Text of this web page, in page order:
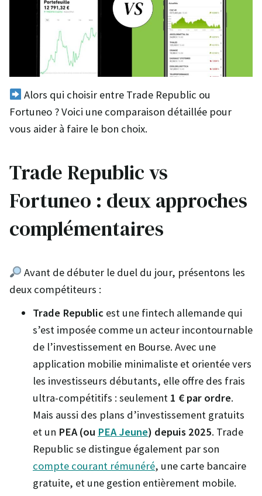
Alors qui choisir entre Trade Republic ou
Fortuneo ? Voici une comparaison détaillée pour
vous aider à faire le bon choix.
Trade Republic vs
Fortuneo : deux approches
complémentaires
Avant de débuter le duel du jour, présentons les
deux compétiteurs :
Trade Republic est une fintech allemande qui
s’est imposée comme un acteur incontournable
de l’investissement en Bourse. Avec une
application mobilie minimaliste et orientée vers
les investisseurs débutants, elle offre des frais
ultra-compétitifs : seulement 1 € par ordre.
Mais aussi des plans d’investissement gratuits
et un PEA (ou PEA Jeune) depuis 2025. Trade
Republic se distingue également par son
compte courant rémunéré, une carte bancaire
gratuite, et une gestion entièrement mobile.